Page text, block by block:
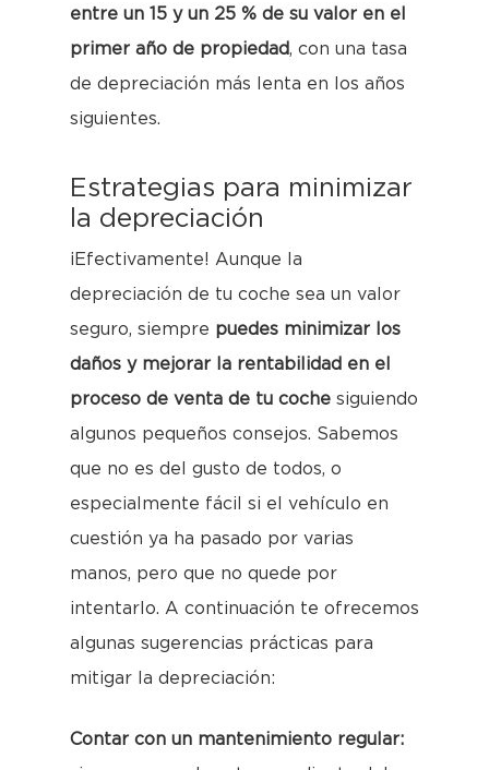
entre un 15 y un 25 % de su valor en el
primer año de propiedad, con una tasa
de depreciación más lenta en los años
siguientes.
Estrategias para minimizar
la depreciación
¡Efectivamente! Aunque la
depreciación de tu coche sea un valor
seguro, siempre puedes minimizar los
daños y mejorar la rentabilidad en el
proceso de venta de tu coche siguiendo
algunos pequeños consejos. Sabemos
que no es del gusto de todos, o
especialmente fácil si el vehículo en
cuestión ya ha pasado por varias
manos, pero que no quede por
intentarlo. A continuación te ofrecemos
algunas sugerencias prácticas para
mitigar la depreciación:
Contar con un mantenimiento regular: